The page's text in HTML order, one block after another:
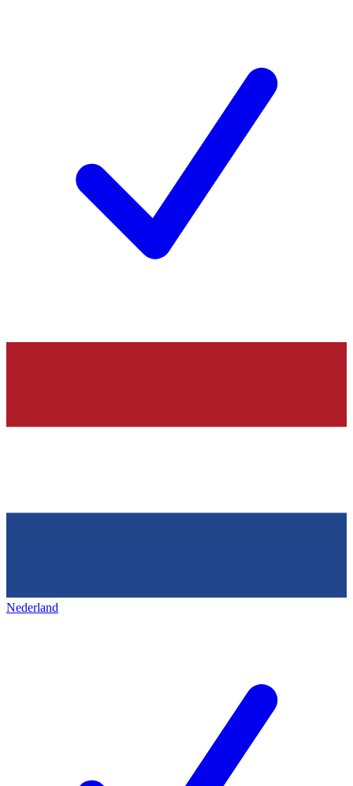
Nederland